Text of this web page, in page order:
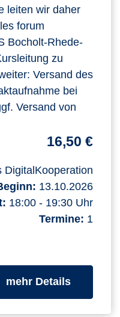
leiten wir daher
forum
Bocholt-Rhede-
zu
Versand des
bei
Versand von
16,50 €
DigitalKooperation
13.10.2026
18:00 - 19:30 Uhr
Termine: 1
mehr Detailszum